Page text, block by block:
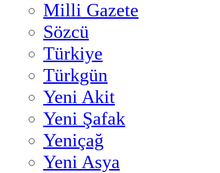
Milli Gazete
Sözcü
Türkiye
Türkgün
Yeni Akit
Yeni Şafak
Yeniçağ
Yeni Asya